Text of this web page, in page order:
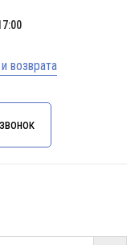
возврата